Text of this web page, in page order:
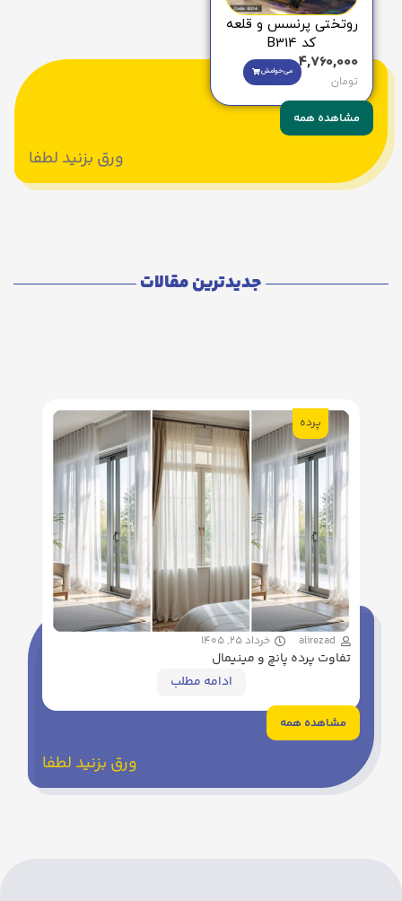
روتختی پرنسس و قلعه
کد B314
4,760,000
تومان
می‌خوامش
مشاهده همه
ورق بزنید لطفا
جدیدترین مقالات
پرده
alirezad خرداد 25, 1405
تفاوت پرده پانچ و مینیمال
ادامه مطلب
مشاهده همه
ورق بزنید لطفا